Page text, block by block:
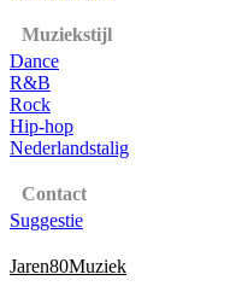
Muziekstijl
Dance
R&B
Rock
Hip-hop
Nederlandstalig
Contact
Suggestie
Jaren80Muziek